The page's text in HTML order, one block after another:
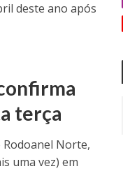
deste ano após
terça
Rodoanel Norte,
uma vez) em